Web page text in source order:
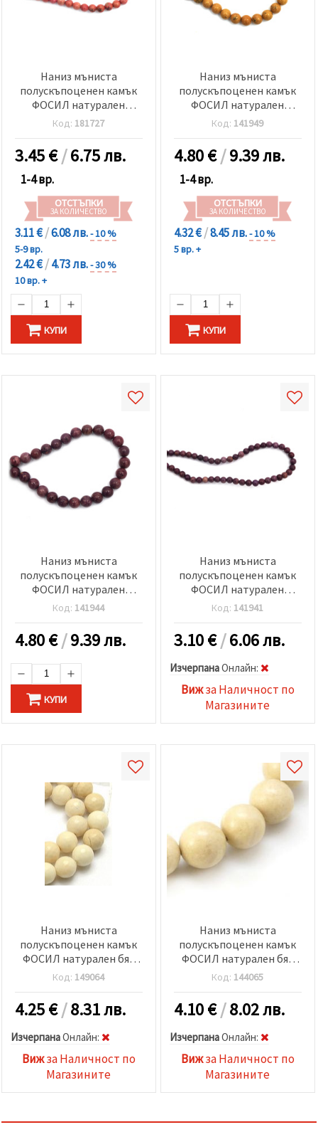
Наниз мъниста
полускъпоценен камък
ФОСИЛ натурален
оцветен розовочервен
топче 6±6.5 мм ±60 броя
Код: 181727
3.45€/6.75 лв.
1-4 вр.
ОТСТЪПКИ
ЗА КОЛИЧЕСТВО
3.11 €/6.08 лв.- 10 %
5-9 вр.
2.42 €/4.73 лв.- 30 %
10 вр. +
КУПИ
Наниз мъниста
полускъпоценен камък
ФОСИЛ натурален
оцветен жълт топче 10
мм ±39 броя
Код: 141949
4.80€/9.39 лв.
1-4 вр.
ОТСТЪПКИ
ЗА КОЛИЧЕСТВО
4.32 €/8.45 лв.- 10 %
5 вр. +
КУПИ
Наниз мъниста
полускъпоценен камък
ФОСИЛ натурален
оцветен лилав топче 10
мм ±36 броя
Код: 141944
4.80€/9.39 лв.
КУПИ
Наниз мъниста
полускъпоценен камък
ФОСИЛ натурален
оцветен лилав топче 4
мм ±82 броя
Код: 141941
3.10€/6.06 лв.
ИзчерпанаOнлайн:
Вижза Наличност по
Магазините
Наниз мъниста
полускъпоценен камък
ФОСИЛ натурален бял
топче фасетирано 10 мм
±38 броя
Код: 149064
4.25€/8.31 лв.
ИзчерпанаOнлайн:
Вижза Наличност по
Магазините
Наниз мъниста
полускъпоценен камък
ФОСИЛ натурален бял
топче 12 мм ±32 броя
Код: 144065
4.10€/8.02 лв.
ИзчерпанаOнлайн:
Вижза Наличност по
Магазините